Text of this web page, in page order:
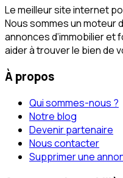
Le meilleur site internet
Nous sommes un
annonces d‘immobilier
aider à trouver le bien de
À propos
Qui sommes-nous ?
Notre blog
Devenir partenaire
Nous contacter
Supprimer une